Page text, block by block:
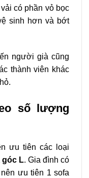
có phần vỏ bọc
sinh hơn và bớt
người già cũng
thành viên khác
số lượng
ưu tiên các loại
góc L. Gia đình có
ưu tiên 1 sofa